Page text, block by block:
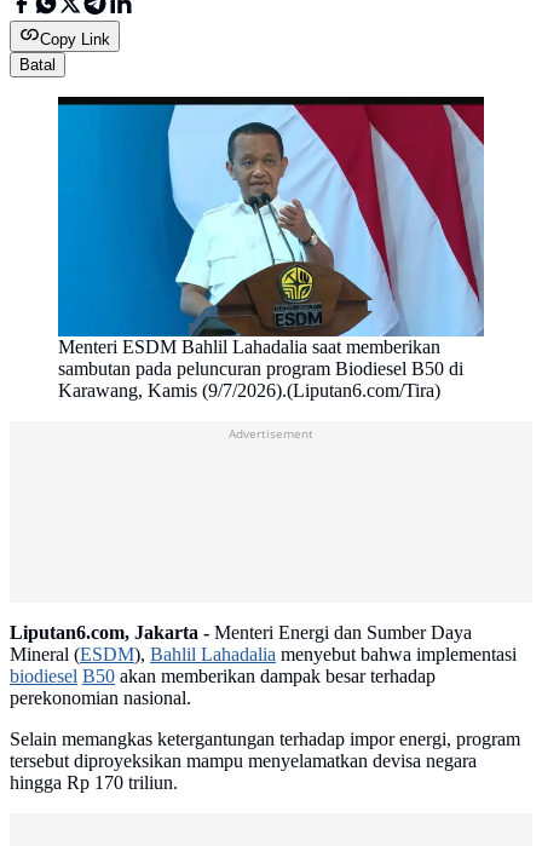
Copy Link
Batal
Menteri ESDM Bahlil Lahadalia saat memberikan
sambutan pada peluncuran program Biodiesel B50 di
Karawang, Kamis (9/7/2026).(Liputan6.com/Tira)
Advertisement
Liputan6.com, Jakarta - Menteri Energi dan Sumber Daya
Mineral (ESDM), Bahlil Lahadalia menyebut bahwa implementasi
biodiesel B50 akan memberikan dampak besar terhadap
perekonomian nasional.
Selain memangkas ketergantungan terhadap impor energi, program
tersebut diproyeksikan mampu menyelamatkan devisa negara
hingga Rp 170 triliun.